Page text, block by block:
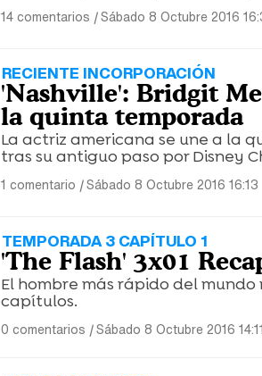
14 comentarios |Sábado 8 Octubre 2016
RECIENTE INCORPORACIÓN
'Nashville': Bridgit
la quinta temporada
La actriz americana se une a la
tras su antiguo paso por Disney
1 comentario |Sábado 8 Octubre 2016 16:13
TEMPORADA 3 CAPÍTULO 1
'The Flash' 3x01
El hombre más rápido del
capítulos.
0 comentarios |Sábado 8 Octubre 2016 14:11